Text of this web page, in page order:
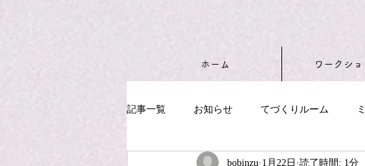
ホーム ワークショ
記事一覧 お知らせ てづくりルーム
bobinzu 1月22日 読了時間: 1分